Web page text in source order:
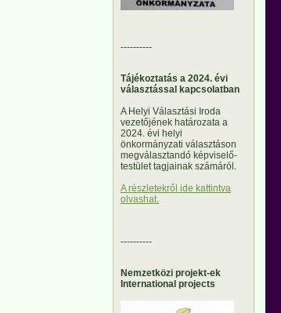
----------
Tájékoztatás a 2024. évi
választással kapcsolatban
A Helyi Választási Iroda
vezetőjének határozata a
2024. évi helyi
önkormányzati választáson
megválasztandó képviselő-
testület tagjainak számáról.
A részletekről ide kattintva
olvashat.
----------
Nemzetközi projekt-ek
International projects